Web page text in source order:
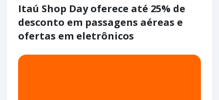
Itaú Shop Day oferece até 25% de
desconto em passagens aéreas e
ofertas em eletrônicos